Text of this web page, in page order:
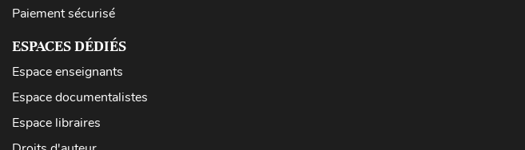
Paiement sécurisé
ESPACES DÉDIÉS
Espace enseignants
Espace documentalistes
Espace libraires